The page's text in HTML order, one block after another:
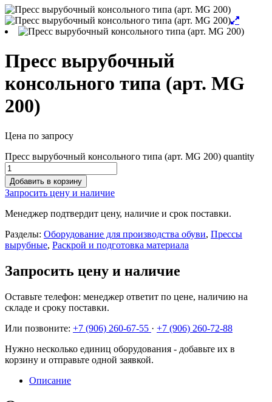
Пресс вырубочный
консольного типа (арт. MG
200)
Цена по запросу
Пресс вырубочный консольного типа (арт. MG 200) quantity
Добавить в корзину
Запросить цену и наличие
Менеджер подтвердит цену, наличие и срок поставки.
Разделы: Оборудование для производства обуви, Прессы
вырубные, Раскрой и подготовка материала
Запросить цену и наличие
Оставьте телефон: менеджер ответит по цене, наличию на
складе и сроку поставки.
Или позвоните: +7 (906) 260-67-55 · +7 (906) 260-72-88
Нужно несколько единиц оборудования - добавьте их в
корзину и отправьте одной заявкой.
Описание